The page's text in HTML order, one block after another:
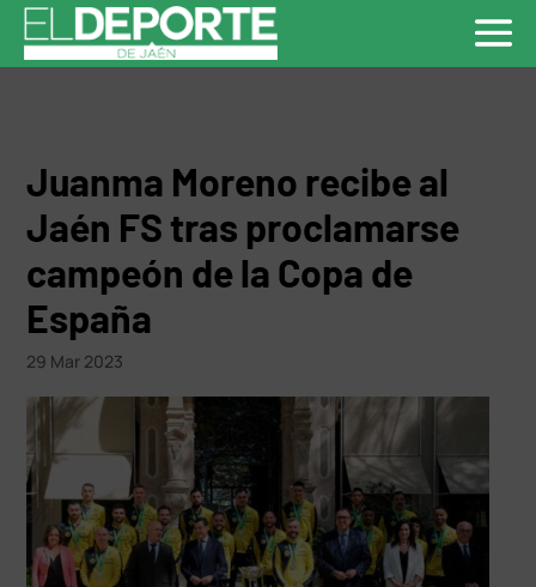
Juanma Moreno recibe al
Jaén FS tras proclamarse
campeón de la Copa de
España
29 Mar 2023